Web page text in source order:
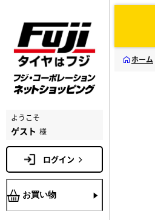
ようこそ
ゲスト 様
ログイン
お買い物
ホーム